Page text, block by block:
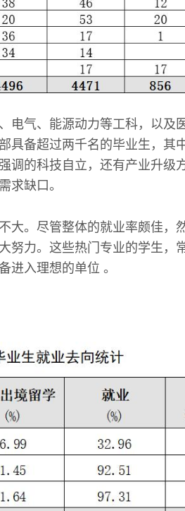
电气、能源动力等工科，以及
具备超过两千名的毕业生，其
调的科技自立，还有产业升级
求缺口。
大。尽管整体的就业率颇佳，
努力。这些热门专业的学生，
进入理想的单位 。